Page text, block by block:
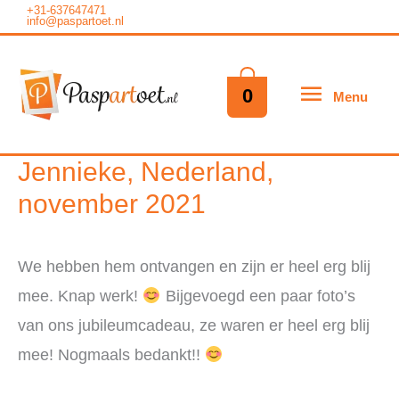
inhoud
+31-637647471
info@paspartoet.nl
Menu
Menu
0
Jennieke, Nederland,
november 2021
We hebben hem ontvangen en zijn er heel erg blij
mee. Knap werk!
Bijgevoegd een paar foto’s
van ons jubileumcadeau, ze waren er heel erg blij
mee! Nogmaals bedankt!!